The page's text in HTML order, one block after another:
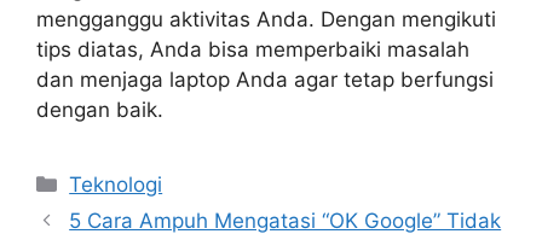
mengganggu aktivitas Anda. Dengan mengikuti
tips diatas, Anda bisa memperbaiki masalah
dan menjaga laptop Anda agar tetap berfungsi
dengan baik.
Kategori
Teknologi
5 Cara Ampuh Mengatasi “OK Google” Tidak